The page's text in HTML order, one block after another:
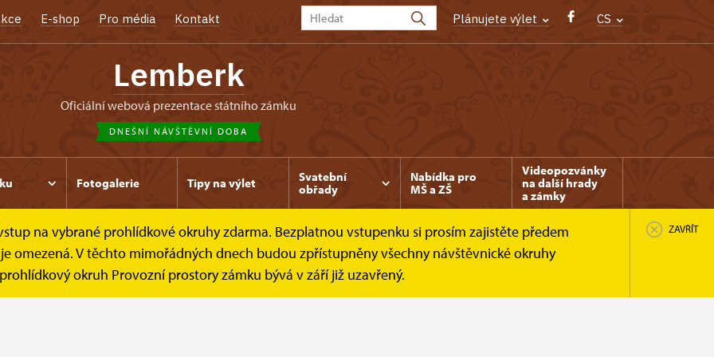
E-shop Pro média Kontakt Plánujete výlet CS
Lemberk
oficiální webová prezentace státního zámku
DNEŠNÍ NÁVŠTĚVNÍ DOBA
Fotogalerie Tipy na výlet
Svatební
obřady
Nabídka pro
MŠ a ZŠ
Videopozvánky
na další hrady
a zámky
na vybrané prohlídkové okruhy zdarma. Bezplatnou vstupenku si prosím zajistěte předem
omezená. V těchto mimořádných dnech budou zpřístupněny všechny návštěvnické okruhy
okruh Provozní prostory zámku bývá v září již uzavřený.
ZAVŘÍT
doba